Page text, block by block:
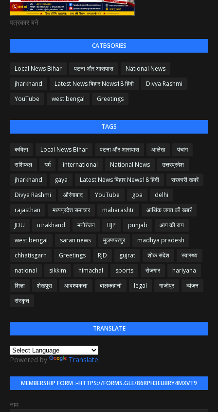
पत्रकार बने
CATEGORIES
Local News Bihar पटना और आसपास
National News
jharkhand
Latest News बिहार News18 हिंदी
Divya Rashmi
YouTube
west bengal Greetings
TAGS
कविता Local News Bihar पटना और आसपास आलेख
पंचांग
राशिफल
धर्म international National News
उत्तरप्रदेश
jharkhand
gaya Latest News बिहार News18 हिंदी
सरकारी खबरें
Divya Rashmi
औरंगाबाद YouTube goa
delhi
rajasthan
मध्यप्रदेश समाचार maharashtr
आर्थिक जगत की खबरें
JDU
utrakhand मनोरंजन BJP punjab
आप की राय
west bengal
saran news मुजफ्फरपुर
madhya pradesh
chhatisgarh
Greetings RJD gujrat शोक संदेश
स्वास्थ्य
national
sikkim himachal sports रोजगार
hariyana
शिक्षा
शेखपुरा आवश्यकता बालकहानी legal गाजीपुर
व्यंजन
संस्कृत
TRANSLATE
Powered by Translate
MEMBERSHIP FORM :-HTTPS://FORMS.GLE/86RPH3EUBRY4MXVT9
नाम